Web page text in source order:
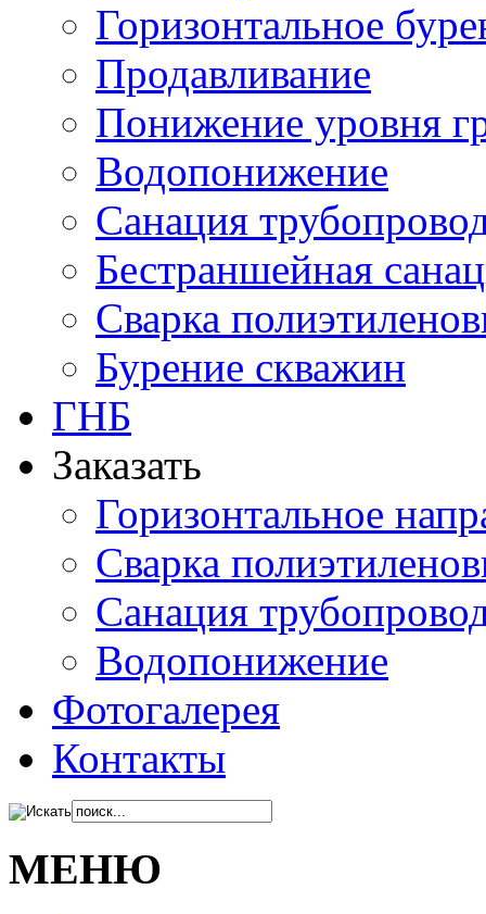
Горизонтальное
Продавливание
Понижение уровня
Водопонижение
Санация
Бестраншейная
Сварка
Бурение скважин
ГНБ
Заказать
Горизонтальное
Сварка
Санация
Водопонижение
Фотогалерея
Контакты
МЕНЮ